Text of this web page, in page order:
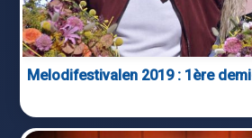
Melodifestivalen 2019 : 1ère